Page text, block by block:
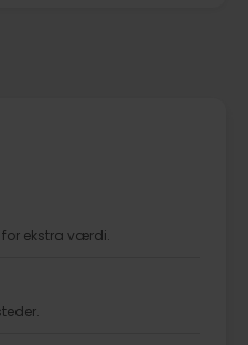
ekstra værdi.